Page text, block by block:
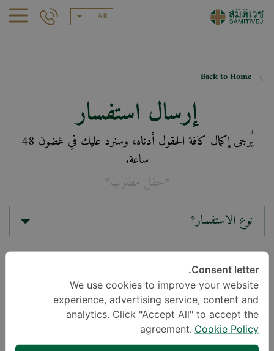
AR
Back to Home
إرسال استفسار
يُرجى إكمال كافة الحقول أدناه، وسنرد عليك في غضون 48
ساعة.
*حقل مطلوب*
نوع الاستفسار*
الموقع*
سؤالك*
Consent letter.
We use cookies to improve your website
experience, advertising service, content and
analytics. Click "Accept All" to accept the
agreement. Cookie Policy